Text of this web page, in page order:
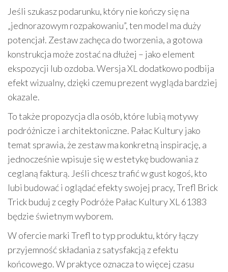
Jeśli szukasz podarunku, który nie kończy się na
„jednorazowym rozpakowaniu”, ten model ma duży
potencjał. Zestaw zachęca do tworzenia, a gotowa
konstrukcja może zostać na dłużej – jako element
ekspozycji lub ozdoba. Wersja XL dodatkowo podbija
efekt wizualny, dzięki czemu prezent wygląda bardziej
okazale.
To także propozycja dla osób, które lubią motywy
podróżnicze i architektoniczne. Pałac Kultury jako
temat sprawia, że zestaw ma konkretną inspirację, a
jednocześnie wpisuje się w estetykę budowania z
ceglaną fakturą. Jeśli chcesz trafić w gust kogoś, kto
lubi budować i oglądać efekty swojej pracy, Trefl Brick
Trick buduj z cegły Podróże Pałac Kultury XL 61383
będzie świetnym wyborem.
W ofercie marki Trefl to typ produktu, który łączy
przyjemność składania z satysfakcją z efektu
końcowego. W praktyce oznacza to więcej czasu